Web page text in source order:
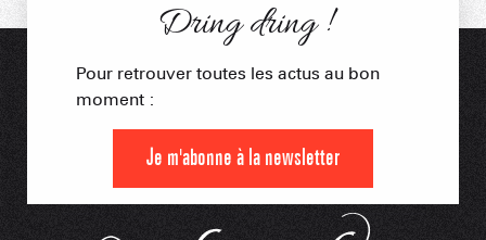
Dring dring !
Pour retrouver toutes les actus au bon
moment :
Je m'abonne à la newsletter